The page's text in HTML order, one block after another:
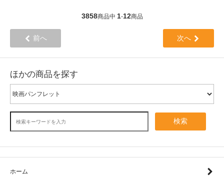
3858商品中 1-12商品
前へ 次へ
ほかの商品を探す
検索
ホーム